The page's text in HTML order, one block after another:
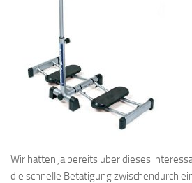
Wir hatten ja bereits über dieses
die schnelle Betätigung zwischendurch